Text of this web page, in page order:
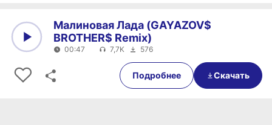
00:47
Малиновая Лада (GAYAZOV$
BROTHER$ Remix)
00:47 7,7K 576
Подробнее Скачать